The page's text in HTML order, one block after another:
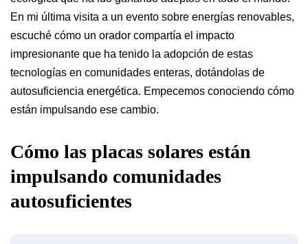
En mi última visita a un evento sobre energías renovables,
escuché cómo un orador compartía el impacto
impresionante que ha tenido la adopción de estas
tecnologías en comunidades enteras, dotándolas de
autosuficiencia energética. Empecemos conociendo cómo
están impulsando ese cambio.
Cómo las placas solares están
impulsando comunidades
autosuficientes